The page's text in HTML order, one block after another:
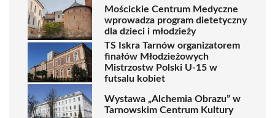
Mościckie Centrum Medyczne
wprowadza program dietetyczny
dla dzieci i młodzieży
TS Iskra Tarnów organizatorem
finałów Młodzieżowych
Mistrzostw Polski U-15 w
futsalu kobiet
Wystawa „Alchemia Obrazu” w
Tarnowskim Centrum Kultury